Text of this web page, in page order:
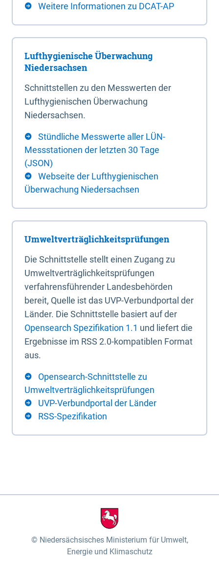
Weitere Informationen zu DCAT-AP
Lufthygienische Überwachung
Niedersachsen
Schnittstellen zu den Messwerten der
Lufthygienischen Überwachung
Niedersachsen.
Stündliche Messwerte aller LÜN-
Messstationen der letzten 30 Tage
(JSON)
Webseite der Lufthygienischen
Überwachung Niedersachsen
Umweltverträglichkeitsprüfungen
Die Schnittstelle stellt einen Zugang zu
Umweltverträglichkeitsprüfungen
verfahrensführender Landesbehörden
bereit, Quelle ist das UVP-Verbundportal der
Länder. Die Schnittstelle basiert auf der
Opensearch Spezifikation 1.1 und liefert die
Ergebnisse im RSS 2.0-kompatiblen Format
aus.
Opensearch-Schnittstelle zu
Umweltverträglichkeitsprüfungen
UVP-Verbundportal der Länder
RSS-Spezifikation
Niedersächsisches Ministerium für Umwelt,
Energie und Klimaschutz